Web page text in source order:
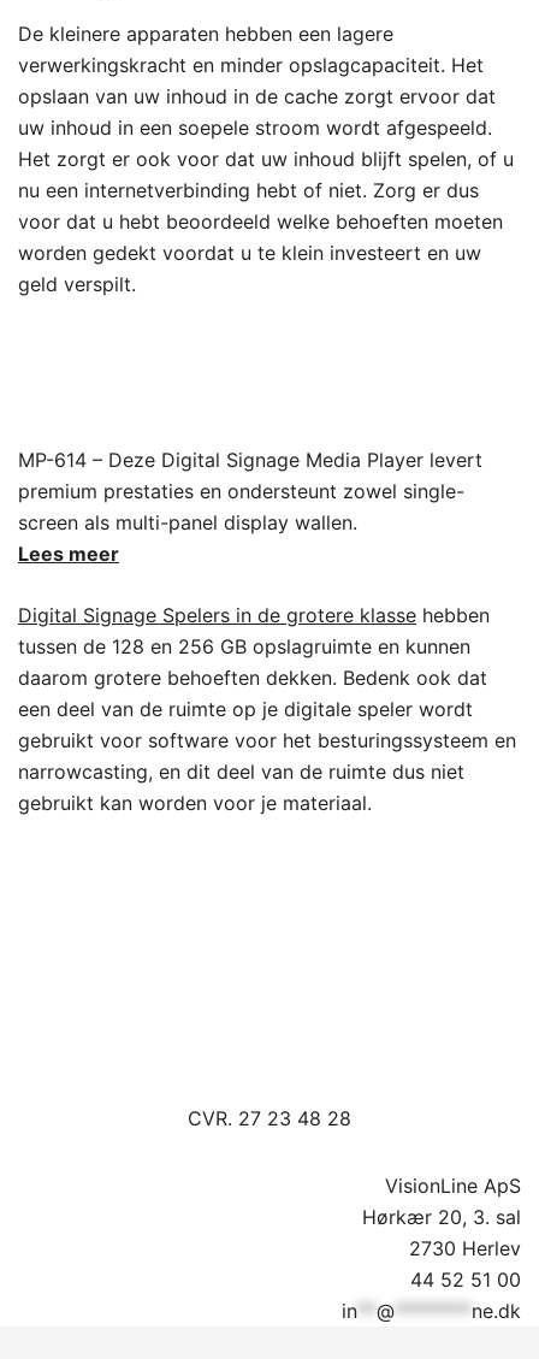
De kleinere apparaten hebben een lagere
verwerkingskracht en minder opslagcapaciteit. Het
opslaan van uw inhoud in de cache zorgt ervoor dat
uw inhoud in een soepele stroom wordt afgespeeld.
Het zorgt er ook voor dat uw inhoud blijft spelen, of u
nu een internetverbinding hebt of niet. Zorg er dus
voor dat u hebt beoordeeld welke behoeften moeten
worden gedekt voordat u te klein investeert en uw
geld verspilt.
MP-614 – Deze Digital Signage Media Player levert
premium prestaties en ondersteunt zowel single-
screen als multi-panel display wallen.
Lees meer
Digital Signage Spelers in de grotere klasse hebben
tussen de 128 en 256 GB opslagruimte en kunnen
daarom grotere behoeften dekken. Bedenk ook dat
een deel van de ruimte op je digitale speler wordt
gebruikt voor software voor het besturingssysteem en
narrowcasting, en dit deel van de ruimte dus niet
gebruikt kan worden voor je materiaal.
CVR. 27 23 48 28
VisionLine ApS
Hørkær 20, 3. sal
2730 Herlev
44 52 51 00
in ** @ ******** ne.dk